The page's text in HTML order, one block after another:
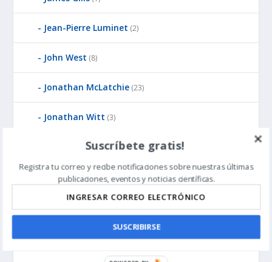
Jean-Pierre Luminet (2)
John West (8)
Jonathan McLatchie (23)
Jonathan Witt (3)
Ken Pedersen(1)
Kirk Durston(6)
Michael Behe(9)
Suscríbete gratis!
Registra tu correo y recibe notificaciones sobre nuestras últimas
publicaciones, eventos y noticias científicas.
SUSCRIBIRSE